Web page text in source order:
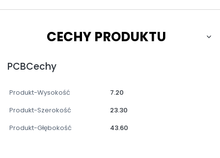
CECHY PRODUKTU
PCBCechy
Produkt-Wysokość
7.20
Produkt-Szerokość
23.30
Produkt-Głębokość
43.60